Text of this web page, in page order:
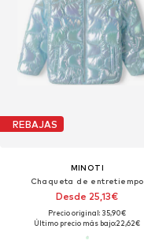
REBAJAS
MINOTI
Chaqueta de entretiempo
Desde 25,13€
Precio original: 35,90€
Último precio más bajo:22,62€